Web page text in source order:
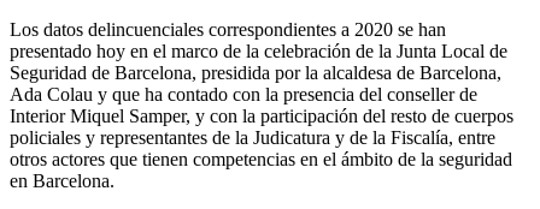
Los datos delincuenciales correspondientes a 2020 se han
presentado hoy en el marco de la celebración de la Junta Local de
Seguridad de Barcelona, ​​presidida por la alcaldesa de Barcelona, ​​
Ada Colau y que ha contado con la presencia del conseller de
Interior Miquel Samper, y con la participación del resto de cuerpos
policiales y representantes de la Judicatura y de la Fiscalía, entre
otros actores que tienen competencias en el ámbito de la seguridad
en Barcelona.